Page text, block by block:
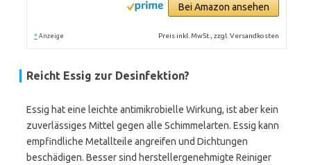
Bei Amazon ansehen
* Anzeige Preis inkl. MwSt., zzgl. Versandkosten
Reicht Essig zur Desinfektion?
Essig hat eine leichte antimikrobielle Wirkung, ist aber kein
zuverlässiges Mittel gegen alle Schimmelarten. Essig kann
empfindliche Metallteile angreifen und Dichtungen
beschädigen. Besser sind herstellergenehmigte Reiniger